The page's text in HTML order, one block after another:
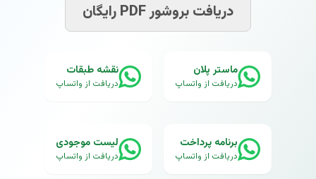
دریافت بروشور PDF رایگان
ماستر پلان
دریافت از واتساپ
نقشه طبقات
دریافت از واتساپ
برنامه پرداخت
دریافت از واتساپ
لیست موجودی
دریافت از واتساپ